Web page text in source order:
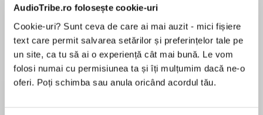
AudioTribe.ro folosește cookie-uri
Cookie-uri? Sunt ceva de care ai mai auzit - mici fișiere
text care permit salvarea setărilor și preferințelor tale pe
un site, ca tu să ai o experiență cât mai bună. Le vom
folosi numai cu permisiunea ta și îți mulțumim dacă ne-o
oferi. Poți schimba sau anula oricând acordul tău.
Desprecarte
Dacă luăm drept realitate ceea ce are un